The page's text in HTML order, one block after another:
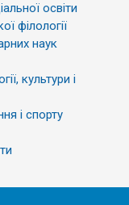
освіти
філології
наук
культури і
і спорту